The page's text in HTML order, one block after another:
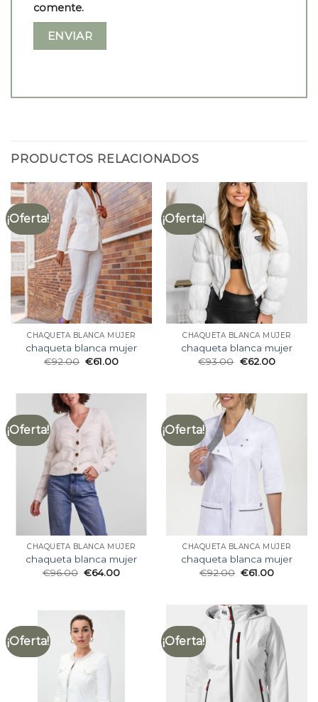
comente.
PRODUCTOS RELACIONADOS
¡Oferta!
CHAQUETA BLANCA MUJER
chaqueta blanca mujer
€92.00 €61.00
¡Oferta!
CHAQUETA BLANCA MUJER
chaqueta blanca mujer
€93.00 €62.00
¡Oferta!
CHAQUETA BLANCA MUJER
chaqueta blanca mujer
€96.00 €64.00
¡Oferta!
CHAQUETA BLANCA MUJER
chaqueta blanca mujer
€92.00 €61.00
¡Oferta! ¡Oferta!